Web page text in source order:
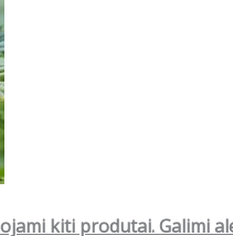
kiti produtai. Galimi